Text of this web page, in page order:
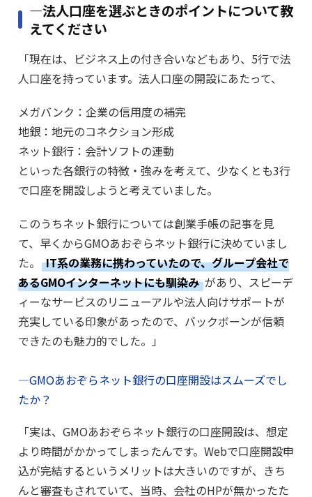
―法人口座を選ぶときのポイントについて教
えてください
「現在は、ビジネス上の付き合いなどもあり、5行で法
人口座を持っています。法人口座の開設にあたって、
メガバンク：企業の信用度の補完
地銀：地元のコネクション形成
ネット銀行：会計ソフトの連動
といった各銀行の特徴・強みを考えて、少なくとも3行
で口座を開設しようと考えていました。
このうちネット銀行については創業手帳の記事を見
て、早くからGMOあおぞらネット銀行に決めていまし
た。
IT系の業務に携わっていたので、グループ会社で
あるGMOインターネットにも馴染み があり、スピーデ
ィーなサービスのリニューアルや法人向けサポートが
充実している印象があったので、バックボーンが信頼
できたのも魅力的でした。」
―GMOあおぞらネット銀行の口座開設はスムーズでし
たか？
「実は、GMOあおぞらネット銀行の口座開設は、想定
より時間がかかってしまったんです。Webで口座開設申
込が完結するというメリットは大きいのですが、きち
んと審査もされていて、当時、会社のHPが無かったた